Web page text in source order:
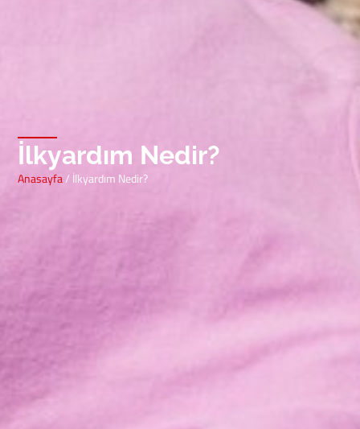
İlkyardım Nedir?
Anasayfa/ İlkyardım Nedir?